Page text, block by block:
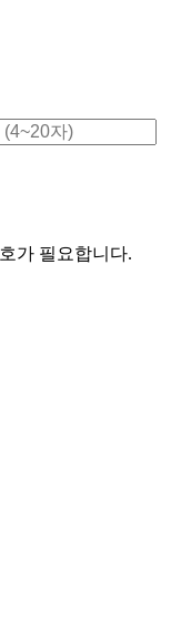
가 필요합니다.